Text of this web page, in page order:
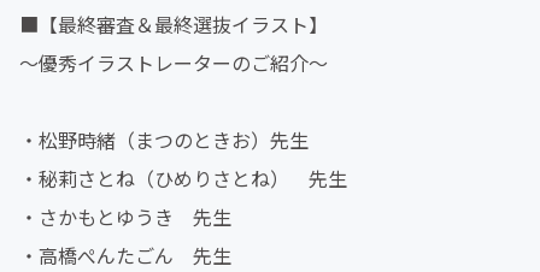
■【最終審査＆最終選抜イラスト】
～優秀イラストレーターのご紹介～
・松野時緒（まつのときお）先生
・秘莉さとね（ひめりさとね） 先生
・さかもとゆうき 先生
・高橋ぺんたごん 先生